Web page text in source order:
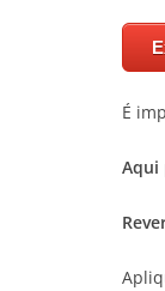
É
Aqui